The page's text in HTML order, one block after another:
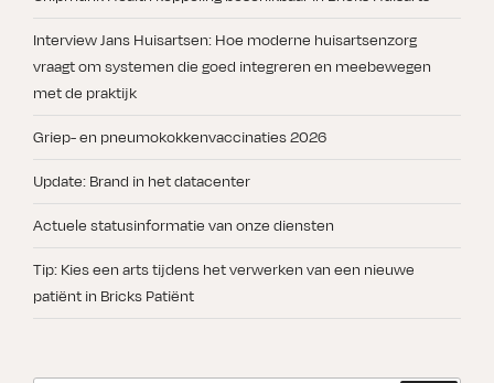
Interview Jans Huisartsen: Hoe moderne huisartsenzorg
vraagt om systemen die goed integreren en meebewegen
met de praktijk
Griep- en pneumokokkenvaccinaties 2026
Update: Brand in het datacenter
Actuele statusinformatie van onze diensten
Tip: Kies een arts tijdens het verwerken van een nieuwe
patiënt in Bricks Patiënt